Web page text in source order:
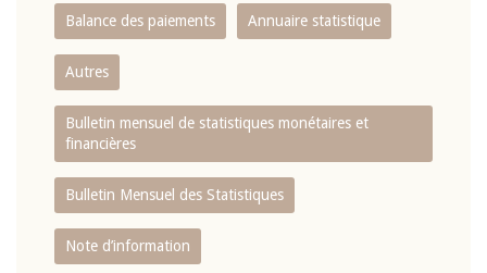
Balance des paiements Annuaire statistique
Autres
Bulletin mensuel de statistiques monétaires et
financières
Bulletin Mensuel des Statistiques
Note d’information